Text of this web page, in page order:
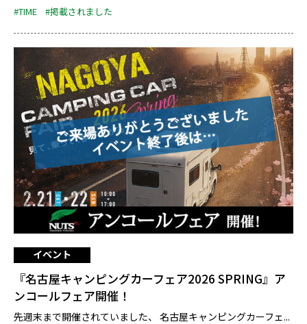
#TIME
#掲載されました
イベント
『名古屋キャンピングカーフェア2026 SPRING』ア
ンコールフェア開催！
先週末まで開催されていました、 名古屋キャンピングカーフェ...